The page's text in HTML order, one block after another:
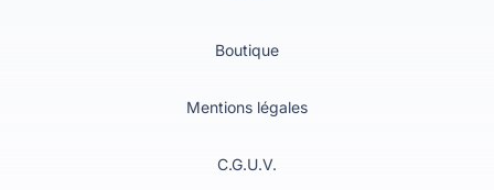
Boutique
Mentions légales
C.G.U.V.